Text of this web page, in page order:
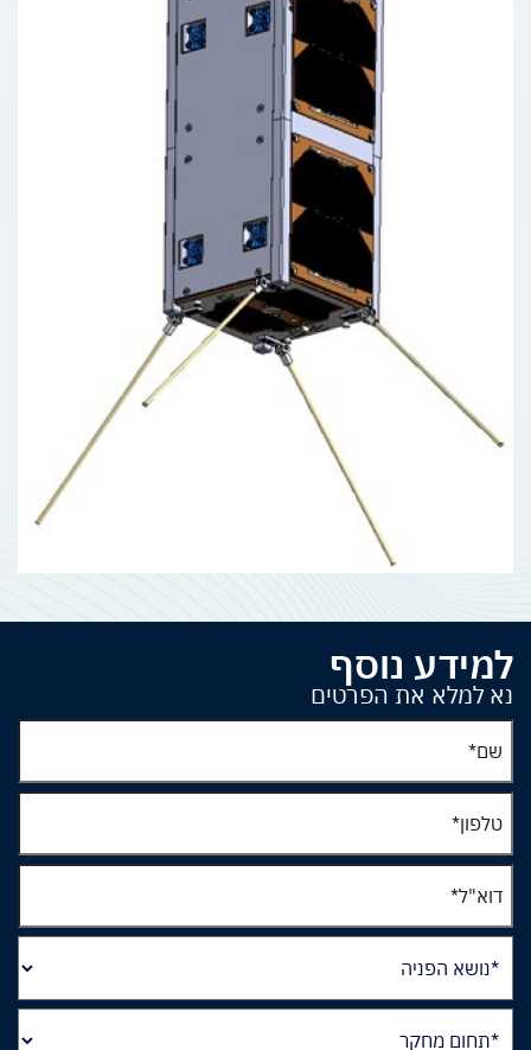
למידע נוסף
נא למלא את הפרטים